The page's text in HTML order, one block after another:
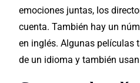
emociones juntas, los
cuenta. También hay un
en inglés. Algunas películas
de un idioma y también